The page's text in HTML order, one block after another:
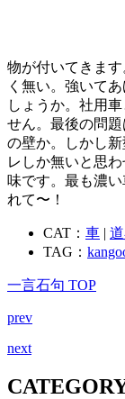
物が付いてきま
く無い。強いて
しょうか。社用
せん。最後の問
の壁か。しかし
レしか無いと思
味です。最も濃
れて〜！
CAT： 車 |
TAG：
一言石句 TOP
prev
next